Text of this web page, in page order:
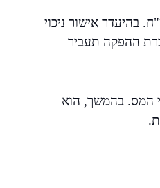
עצמאי (עוסק מורשה) מספק שירות צילום לחברת הפקה בתמורה ל-5,000 ש"ח. בהיעדר אישור ניכוי
של 10%. המשמעות היא שחברת ההפקה תעביר
אסמכתא של ניכוי המס. בהמשך, הוא